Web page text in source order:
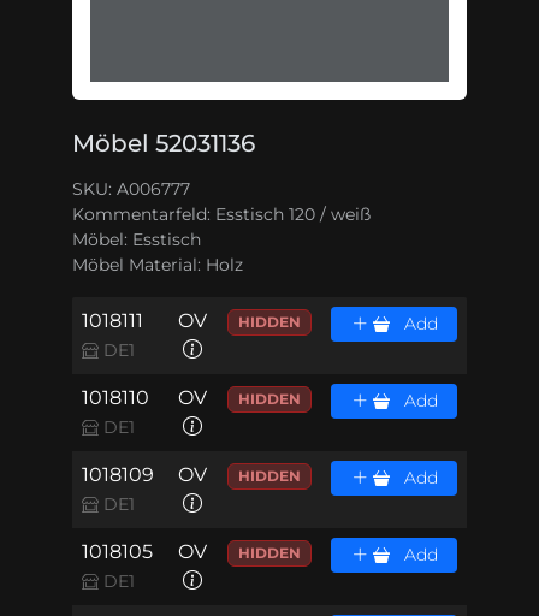
Möbel 52031136
SKU: A006777
Kommentarfeld: Esstisch 120 / weiß
Möbel: Esstisch
Möbel Material: Holz
1018111
DE1
OV HIDDEN Add
1018110
DE1
OV HIDDEN Add
1018109
DE1
OV HIDDEN Add
1018105
DE1
OV HIDDEN Add